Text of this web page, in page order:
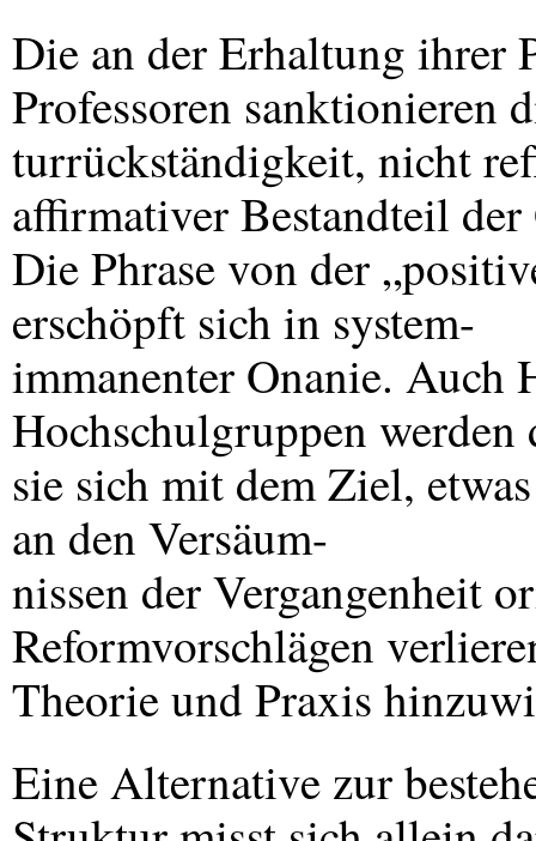
Die an der Erhaltung ihrer
Professoren sanktionieren
turrückständigkeit, nicht
affirmativer Bestandteil
Die Phrase von der
erschöpft sich in system-
immanenter Onanie. Auch
Hochschulgruppen werden
sie sich mit dem Ziel,
an den Versäum-
nissen der Vergangenheit
Reformvorschlägen
Theorie und Praxis
Eine Alternative zur